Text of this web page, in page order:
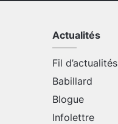
Actualités
Fil d’actualités
Babillard
Blogue
Infolettre